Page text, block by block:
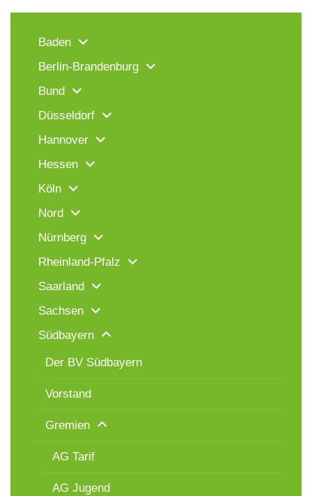
Baden
Berlin-Brandenburg
Bund
Düsseldorf
Hannover
Hessen
Köln
Nord
Nürnberg
Rheinland-Pfalz
Saarland
Sachsen
Südbayern
Der BV Südbayern
Vorstand
Gremien
AG Tarif
AG Jugend